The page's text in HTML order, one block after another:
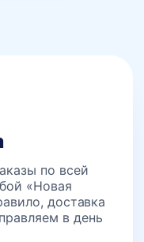
по всей
«Новая
доставка
в день